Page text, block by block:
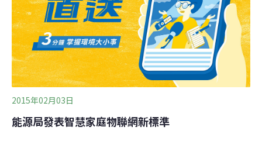
加裝溫度感測器，數據採集匯總後可進行能耗診斷，最終
判斷需要升溫還是降溫。例如，在一棟企業大樓內，員工
上班後，室溫控制在18℃以上的體感舒適溫度；等到下班
後，室溫將自動調節至能保證供熱系統正常運行的溫度。
據預測，此次在鐵西區試點成功，可提高熱源端供
2015年02月03日
能源局發表智慧家庭物聯網新標準